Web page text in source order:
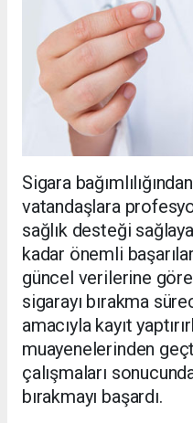
Sigara
vatandaşlara
sağlık desteği
kadar önemli
güncel verilerine
sigarayı bırakma
amacıyla kayıt
muayenelerinden
çalışmaları
bırakmayı başardı.